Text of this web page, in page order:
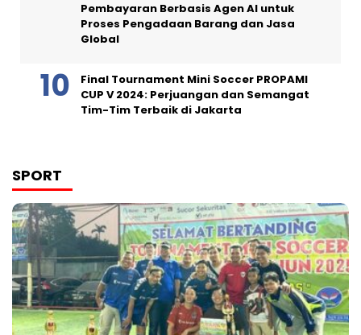
Pembayaran Berbasis Agen AI untuk
Proses Pengadaan Barang dan Jasa
Global
Final Tournament Mini Soccer PROPAMI
CUP V 2024: Perjuangan dan Semangat
Tim-Tim Terbaik di Jakarta
SPORT